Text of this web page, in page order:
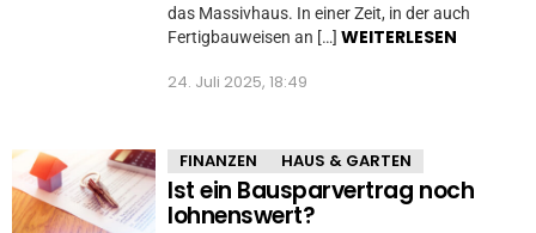
das Massivhaus. In einer Zeit, in der auch
Fertigbauweisen an […] WEITERLESEN
24. Juli 2025, 18:49
FINANZEN HAUS & GARTEN
Ist ein Bausparvertrag noch
lohnenswert?